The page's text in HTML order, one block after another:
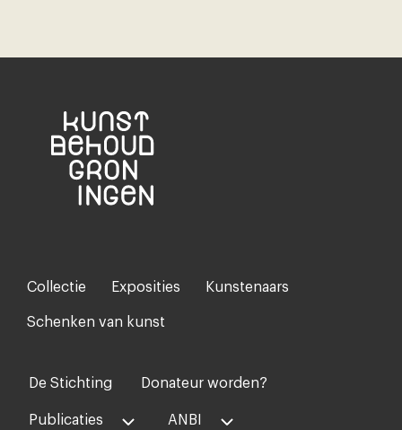
Footer-
menu
Collectie Exposities Kunstenaars
Schenken van kunst
Voet
midden
De Stichting Donateur worden?
Publicaties ANBI